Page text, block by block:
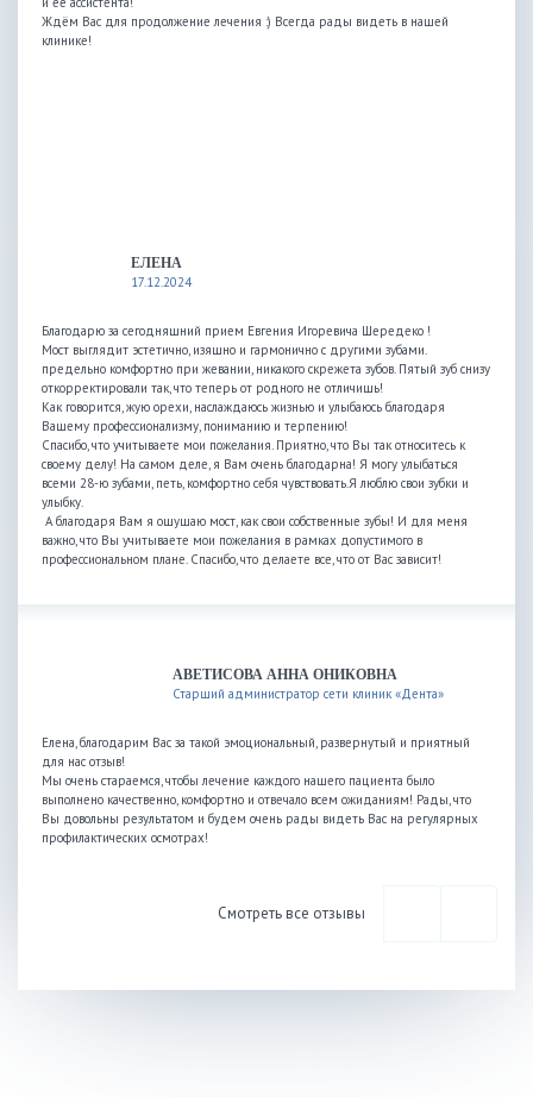
Ждём Вас для продолжение лечения :) Всегда рады видеть в нашей
клинике!
ЕЛЕНА
17.12.2024
Благодарю за сегодняшний прием Евгения Игоревича Шередеко !
Мост выглядит эстетично, изящно и гармонично с другими зубами.
предельно комфортно при жевании, никакого скрежета зубов. Пятый зуб снизу
откорректировали так, что теперь от родного не отличишь!
Как говорится, жую орехи, наслаждаюсь жизнью и улыбаюсь благодаря
Вашему профессионализму, пониманию и терпению!
Спасибо, что учитываете мои пожелания. Приятно, что Вы так относитесь к
своему делу! На самом деле, я Вам очень благодарна! Я могу улыбаться
всеми 28-ю зубами, петь, комфортно себя чувствовать.Я люблю свои зубки и
улыбку.
А благодаря Вам я ощущаю мост, как свои собственные зубы! И для меня
важно, что Вы учитываете мои пожелания в рамках допустимого в
профессиональном плане. Спасибо, что делаете все, что от Вас зависит!
АВЕТИСОВА АННА ОНИКОВНА
Старший администратор сети клиник «Дента»
Елена, благодарим Вас за такой эмоциональный, развернутый и приятный
для нас отзыв!
Мы очень стараемся, чтобы лечение каждого нашего пациента было
выполнено качественно, комфортно и отвечало всем ожиданиям! Рады, что
Вы довольны результатом и будем очень рады видеть Вас на регулярных
профилактических осмотрах!
Смотреть все отзывы